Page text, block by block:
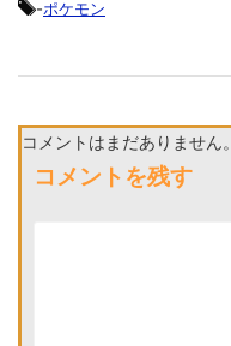
-ポケモン
コメントはまだありません。
コメントを残す